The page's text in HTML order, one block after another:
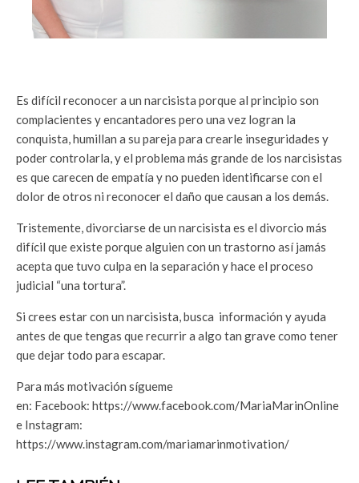
Es difícil reconocer a un narcisista porque al principio son
complacientes y encantadores pero una vez logran la
conquista, humillan a su pareja para crearle inseguridades y
poder controlarla, y el problema más grande de los narcisistas
es que carecen de empatía y no pueden identificarse con el
dolor de otros ni reconocer el daño que causan a los demás.
Tristemente, divorciarse de un narcisista es el divorcio más
difícil que existe porque alguien con un trastorno así jamás
acepta que tuvo culpa en la separación y hace el proceso
judicial “una tortura”.
Si crees estar con un narcisista, busca información y ayuda
antes de que tengas que recurrir a algo tan grave como tener
que dejar todo para escapar.
Para más motivación sígueme
en: Facebook: https://www.facebook.com/MariaMarinOnline
e Instagram:
https://www.instagram.com/mariamarinmotivation/